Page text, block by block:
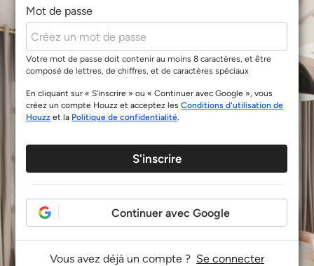
Mot de passe
Votre mot de passe doit contenir au moins 8 caractères, et être
composé de lettres, de chiffres, et de caractères spéciaux
En cliquant sur « S'inscrire » ou « Continuer avec Google », vous
créez un compte Houzz et acceptez lesConditions d'utilisation de
Houzz et la Politique de confidentialité.
S'inscrire
Continuer avec Google
Vous avez déjà un compte ? Se connecter